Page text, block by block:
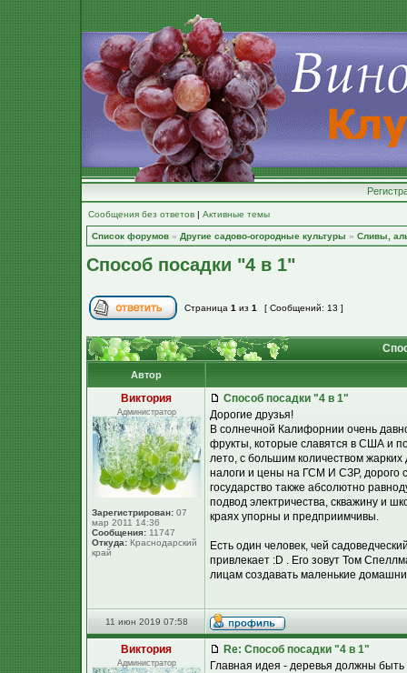
Сообщения без ответов | Активные темы
Список форумов » Другие садово-огородные культуры » Сливы,
Способ посадки "4 в 1"
Страница 1 из 1 [ Сообщений: 13 ]
Автор
Виктория
Администратор
Зарегистрирован: 07
мар 2011 14:36
Сообщения: 11747
Откуда: Краснодарский
край
Способ посадки "4 в 1"
Дорогие друзья!
В солнечной Калифорнии очень
фрукты, которые славятся в США и
лето, с большим количеством жарких
налоги и цены на ГСМ И СЗР, дорого
государство также абсолютно
подвод электричества, скважину и
краях упорны и предприимчивы.
Есть один человек, чей
привлекает :D . Его зовут Том
лицам создавать маленькие
11 июн 2019 07:58
Виктория
Администратор
Re: Способ посадки "4 в 1"
Главная идея - деревья должны